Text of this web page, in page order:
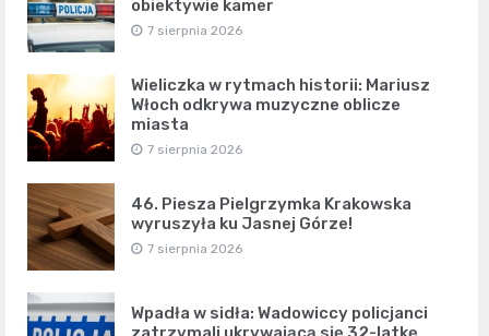
obiektywie kamer
7 sierpnia 2026
Wieliczka w rytmach historii: Mariusz
Włoch odkrywa muzyczne oblicze
miasta
7 sierpnia 2026
46. Piesza Pielgrzymka Krakowska
wyruszyła ku Jasnej Górze!
7 sierpnia 2026
Wpadła w sidła: Wadowiccy policjanci